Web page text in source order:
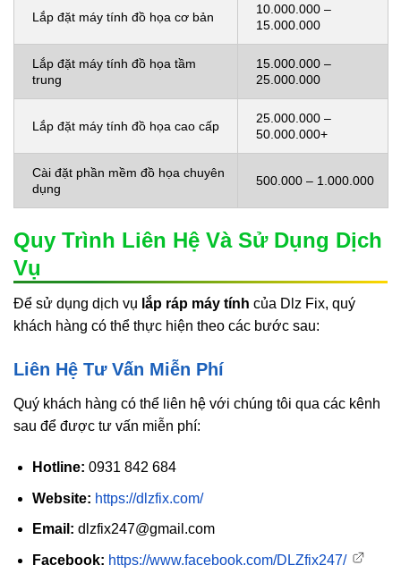
Lắp đặt máy tính đồ họa cơ bản
10.000.000 –
15.000.000
Lắp đặt máy tính đồ họa tầm
trung
15.000.000 –
25.000.000
Lắp đặt máy tính đồ họa cao cấp
25.000.000 –
50.000.000+
Cài đặt phần mềm đồ họa chuyên
dụng
500.000 – 1.000.000
Quy Trình Liên Hệ Và Sử Dụng Dịch
Vụ
Để sử dụng dịch vụ lắp ráp máy tính của Dlz Fix, quý
khách hàng có thể thực hiện theo các bước sau:
Liên Hệ Tư Vấn Miễn Phí
Quý khách hàng có thể liên hệ với chúng tôi qua các kênh
sau để được tư vấn miễn phí:
Hotline: 0931 842 684
Website: https://dlzfix.com/
Email: dlzfix247@gmail.com
Facebook: https://www.facebook.com/DLZfix247/